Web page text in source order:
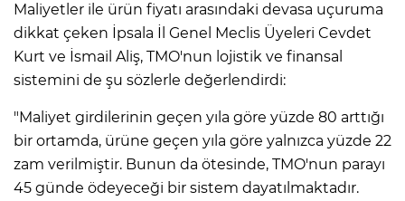
Maliyetler ile ürün fiyatı arasındaki devasa uçuruma
dikkat çeken İpsala İl Genel Meclis Üyeleri Cevdet
Kurt ve İsmail Aliş, TMO'nun lojistik ve finansal
sistemini de şu sözlerle değerlendirdi:
"Maliyet girdilerinin geçen yıla göre yüzde 80 arttığı
bir ortamda, ürüne geçen yıla göre yalnızca yüzde 22
zam verilmiştir. Bunun da ötesinde, TMO'nun parayı
45 günde ödeyeceği bir sistem dayatılmaktadır.